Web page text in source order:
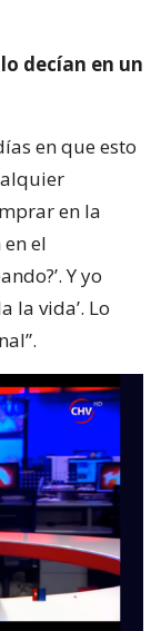
decían en un
en que esto
en la
el
Y yo
la vida’. Lo